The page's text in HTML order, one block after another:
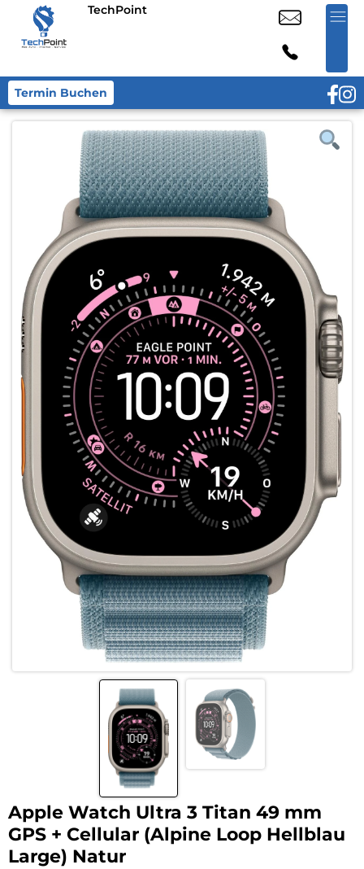
TechPoint
Termin Buchen
Apple Watch Ultra 3 Titan 49 mm
GPS + Cellular (Alpine Loop Hellblau
Large) Natur